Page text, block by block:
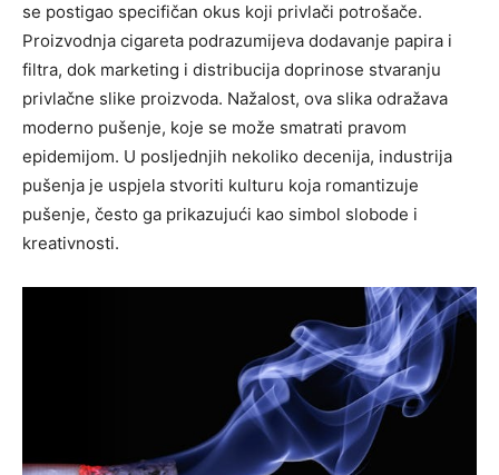
se postigao specifičan okus koji privlači potrošače.
Proizvodnja cigareta podrazumijeva dodavanje papira i
filtra, dok marketing i distribucija doprinose stvaranju
privlačne slike proizvoda. Nažalost, ova slika odražava
moderno pušenje, koje se može smatrati pravom
epidemijom. U posljednjih nekoliko decenija, industrija
pušenja je uspjela stvoriti kulturu koja romantizuje
pušenje, često ga prikazujući kao simbol slobode i
kreativnosti.